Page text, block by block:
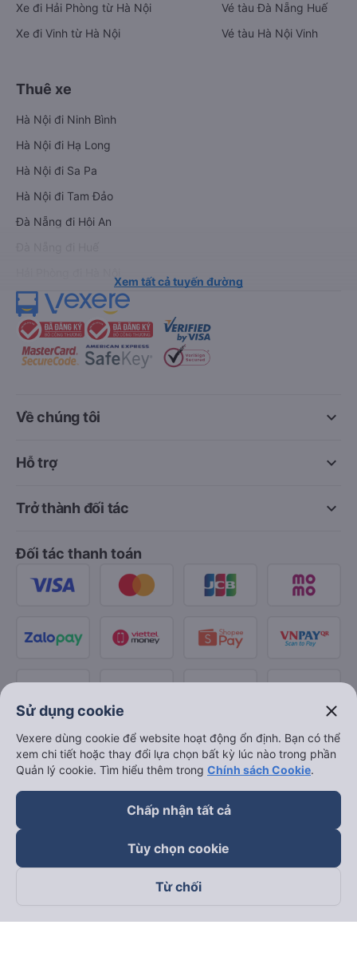
Xe đi Hải Phòng từ Hà Nội
Xe đi Vinh từ Hà Nội
Vé tàu Đà Nẵng Huế
Vé tàu Hà Nội Vinh
Thuê xe
Hà Nội đi Ninh Bình
Hà Nội đi Hạ Long
Hà Nội đi Sa Pa
Hà Nội đi Tam Đảo
Đà Nẵng đi Hội An
Xem tất cả tuyến đường
keyboard_arrow_down
Về chúng tôi
keyboard_arrow_down
Hỗ trợ
keyboard_arrow_down
Trở thành đối tác
Đối tác thanh toán
Theo dõi chúng tôi trên
Sử dụng cookie close
Vexere dùng cookie để website hoạt động ổn định. Bạn có thể
xem chi tiết hoặc thay đổi lựa chọn bất kỳ lúc nào trong phần
Quản lý cookie. Tìm hiểu thêm trong Chính sách Cookie.
Chấp nhận tất cả
Tùy chọn cookie
Từ chối